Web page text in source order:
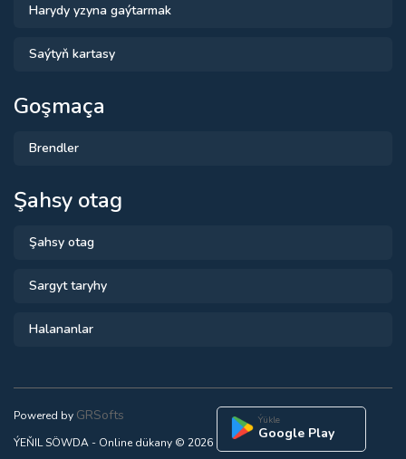
Harydy yzyna gaýtarmak
Saýtyň kartasy
Goşmaça
Brendler
Şahsy otag
Şahsy otag
Sargyt taryhy
Halananlar
Ýükle
Google Play
Powered by GRSofts
ÝEŇIL SÖWDA - Online dükany © 2026